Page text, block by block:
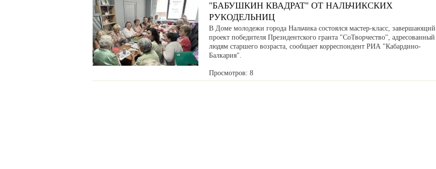
"БАБУШКИН КВАДРАТ" ОТ НАЛЬЧИКСКИХ
РУКОДЕЛЬНИЦ
В Доме молодежи города Нальчика состоялся мастер-класс, завершающий
проект победителя Президентского гранта "СоТворчество", адресованный
людям старшего возраста, сообщает корреспондент РИА "Кабардино-
Балкария".
Просмотров: 8